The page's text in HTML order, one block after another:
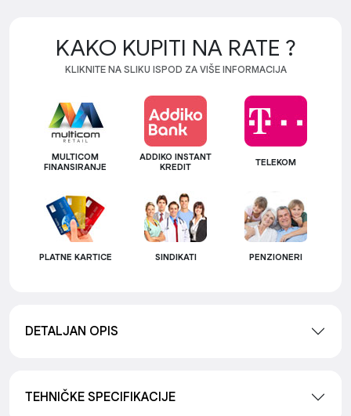
KAKO KUPITI NA RATE ?
KLIKNITE NA SLIKU ISPOD ZA VIŠE INFORMACIJA
MULTICOM
FINANSIRANJE
ADDIKO INSTANT
KREDIT
TELEKOM
PLATNE KARTICE SINDIKATI PENZIONERI
DETALJAN OPIS
TEHNIČKE SPECIFIKACIJE